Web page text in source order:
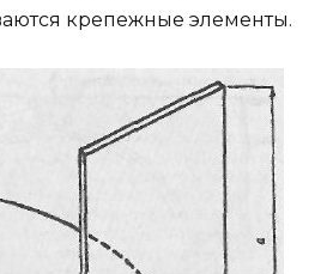
крепежные элементы.